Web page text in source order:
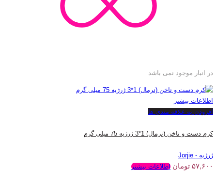
در انبار موجود نمی باشد
اطلاعات بیشتر
افزودن به علاقه مندی ها
کرم دست و ناخن (نرمال) 1*3 ژرژیه 75 میلی گرم
ژرژیه - Jorjie
۵۷,۶۰۰ تومان اطلاعات بیشتر